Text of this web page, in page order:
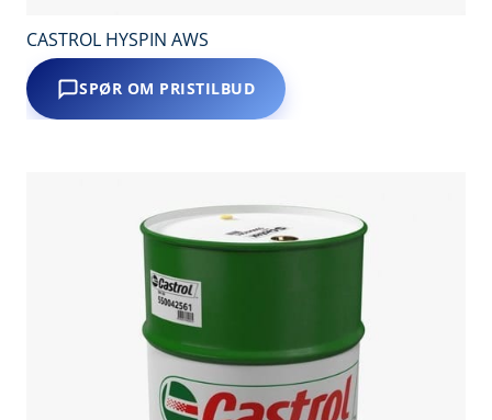
CASTROL HYSPIN AWS
SPØR OM PRISTILBUD